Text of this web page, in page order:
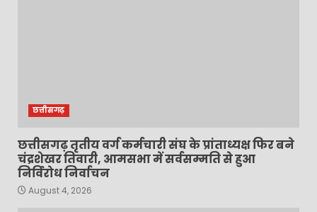
छत्तीसगढ़
छत्तीसगढ़ तृतीय वर्ग कर्मचारी संघ के प्रांताध्यक्ष फिर बने
चंद्रशेखर तिवारी, आमसभा में सर्वसम्मति से हुआ
निर्विरोध निर्वाचन
August 4, 2026